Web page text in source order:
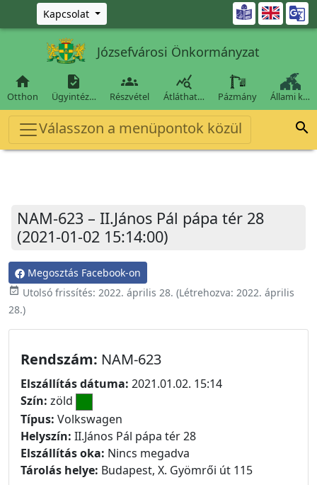
Ugrás a fő tartalomra
Kapcsolat 
Józsefvárosi Önkormányzat

Otthon

Ügyintéz…

Részvétel

Átláthat… Pázmány Állami k…
Válasszon a menüpontok közül 
NAM-623 – II.János Pál pápa tér 28
(2021-01-02 15:14:00)
Megosztás Facebook-on
event_available Utolsó frissítés: 2022. április 28. (Létrehozva: 2022. április
28.)
Rendszám: NAM-623
Elszállítás dátuma: 2021.01.02. 15:14
Szín: zöld
Típus: Volkswagen
Helyszín: II.János Pál pápa tér 28
Elszállítás oka: Nincs megadva
Tárolás helye: Budapest, X. Gyömrői út 115